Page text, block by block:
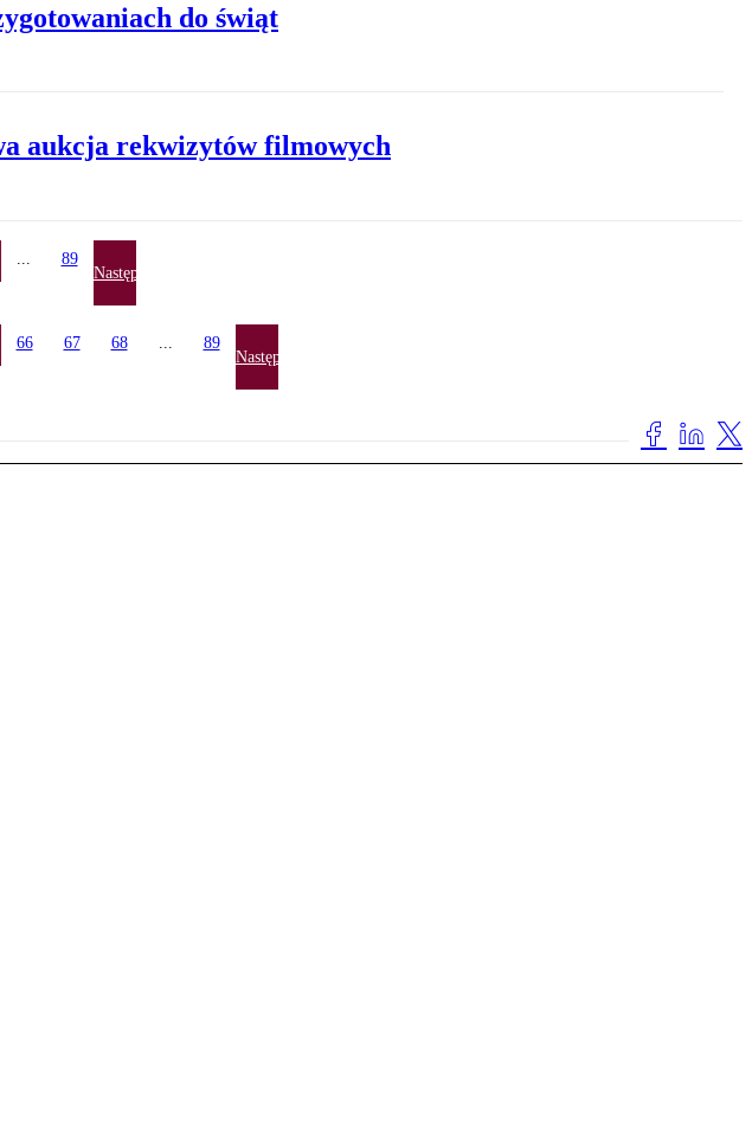
do świąt
aukcja rekwizytów filmowych
... 89
Następna
66 67 68 ... 89
Następna